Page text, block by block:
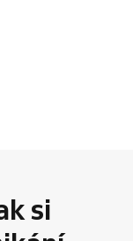
si